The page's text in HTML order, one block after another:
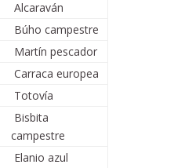
Alcaraván
Búho campestre
Martín pescador
Carraca europea
Totovía
Bisbita
campestre
Elanio azul